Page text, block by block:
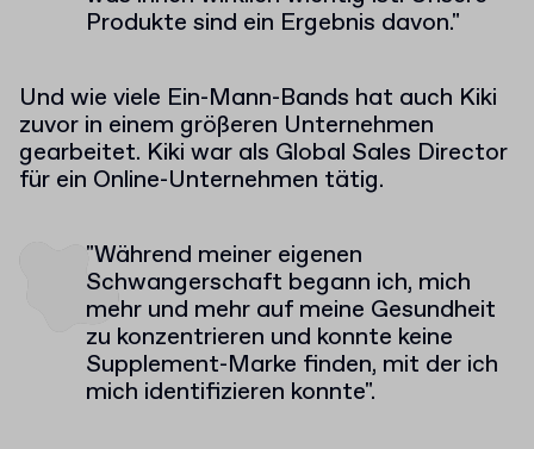
Produkte sind ein Ergebnis davon."
Und wie viele Ein-Mann-Bands hat auch Kiki
zuvor in einem größeren Unternehmen
gearbeitet. Kiki war als Global Sales Director
für ein Online-Unternehmen tätig.
"Während meiner eigenen
Schwangerschaft begann ich, mich
mehr und mehr auf meine Gesundheit
zu konzentrieren und konnte keine
Supplement-Marke finden, mit der ich
mich identifizieren konnte".